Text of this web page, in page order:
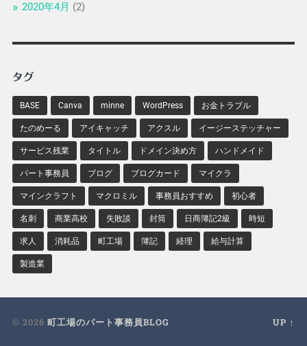
2020年4月 (2)
タグ
BASE Canva minne WordPress お金トラブル
たのめーる アイキャッチ アクスル イージーステッチャー
サービス残業 タイトル ドメイン決め方 ハンドメイド
パート事務員 ブログ ブログカード マイクラ
マインクラフト マクロミル 事務員おすすめ 初心者
名刺 商業高校 失敗談 封筒 日商簿記2級 時短
求人 消耗品 町工場 簿記 経理 給与計算
製造業
© 2026 町工場のパート事務員BLOG UP ↑